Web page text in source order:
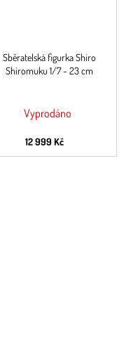
Sběratelská figurka Shiro
Shiromuku 1/7 - 23 cm
Vyprodáno
12 999 Kč